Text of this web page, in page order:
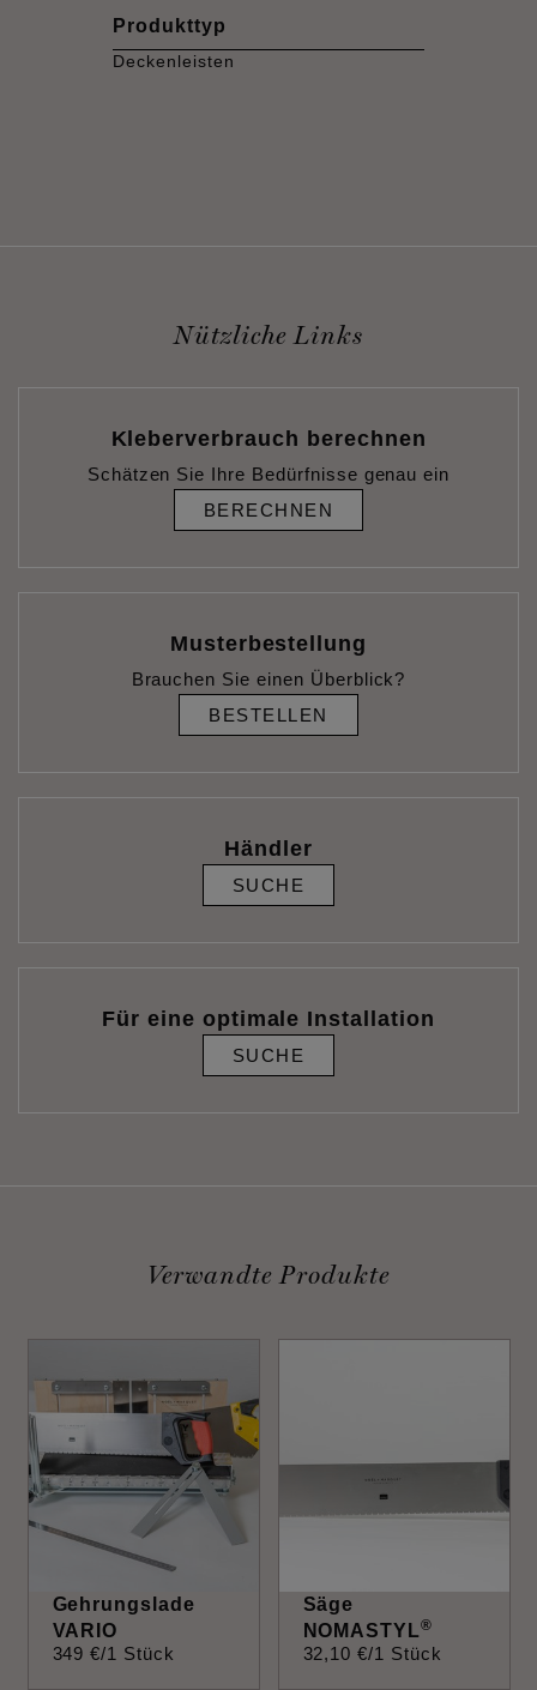
Produkttyp
Deckenleisten
Nützliche Links
Kleberverbrauch berechnen
Schätzen Sie Ihre Bedürfnisse genau ein
BERECHNEN
Musterbestellung
Brauchen Sie einen Überblick?
BESTELLEN
Händler
SUCHE
Für eine optimale Installation
SUCHE
Verwandte Produkte
Gehrungslade
VARIO
349 €/1 Stück
Säge
NOMASTYL®
32,10 €/1 Stück